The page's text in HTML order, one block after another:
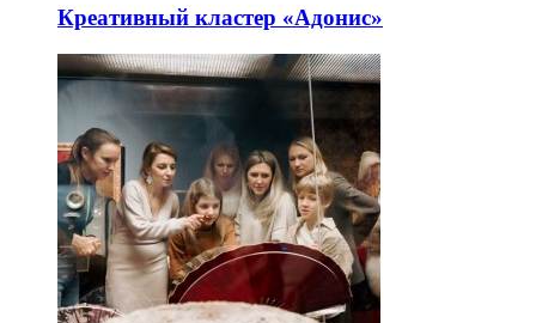
Креативный кластер «Адонис»